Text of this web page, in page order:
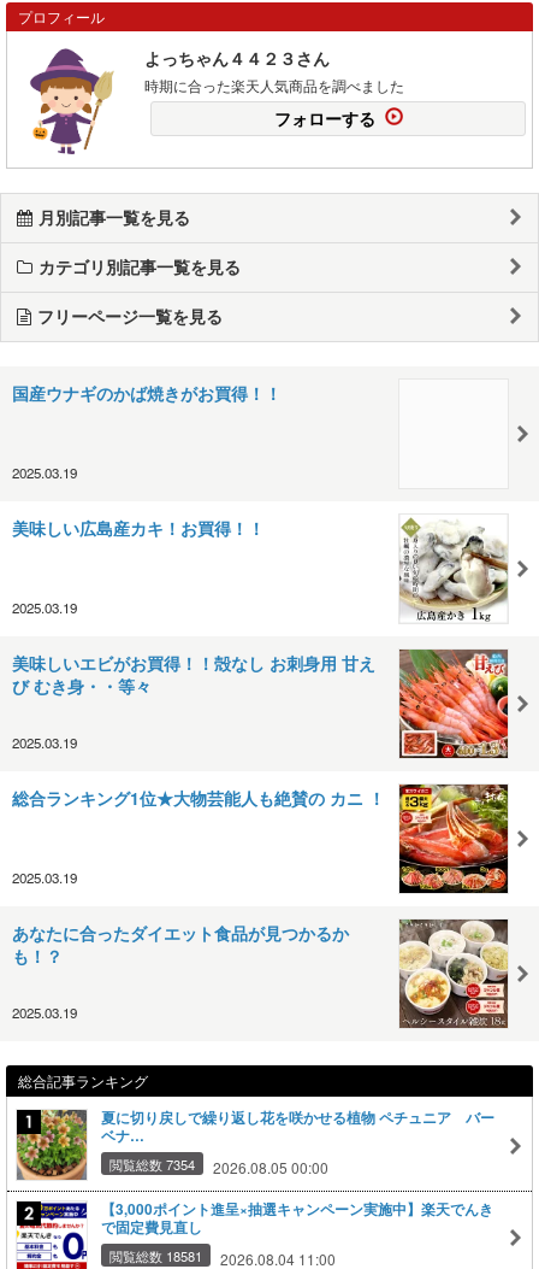
プロフィール
よっちゃん４４２３さん
時期に合った楽天人気商品を調べました
フォローする
月別記事一覧を見る
カテゴリ別記事一覧を見る
フリーページ一覧を見る
国産ウナギのかば焼きがお買得！！
2025.03.19
美味しい広島産カキ！お買得！！
2025.03.19
美味しいエビがお買得！！殻なし お刺身用 甘え
び むき身・・等々
2025.03.19
総合ランキング1位★大物芸能人も絶賛の カニ ！
2025.03.19
あなたに合ったダイエット食品が見つかるか
も！？
2025.03.19
総合記事ランキング
夏に切り戻しで繰り返し花を咲かせる植物 ペチュニア バー
ベナ…
閲覧総数 7354 2026.08.05 00:00
【3,000ポイント進呈×抽選キャンペーン実施中】楽天でんき
で固定費見直し
閲覧総数 18581 2026.08.04 11:00